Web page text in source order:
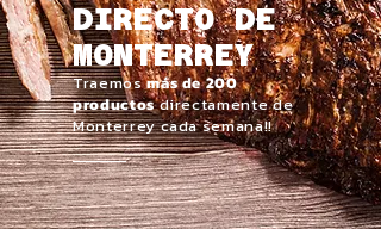
DIRECTO DE
MONTERREY
Traemosmás de 200
productosdirectamente de
Monterrey cada semana!!